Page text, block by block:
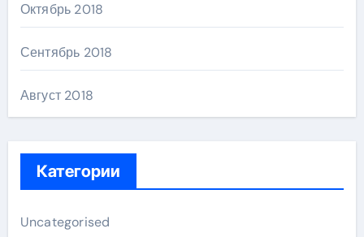
Октябрь 2018
Сентябрь 2018
Август 2018
Категории
Uncategorised